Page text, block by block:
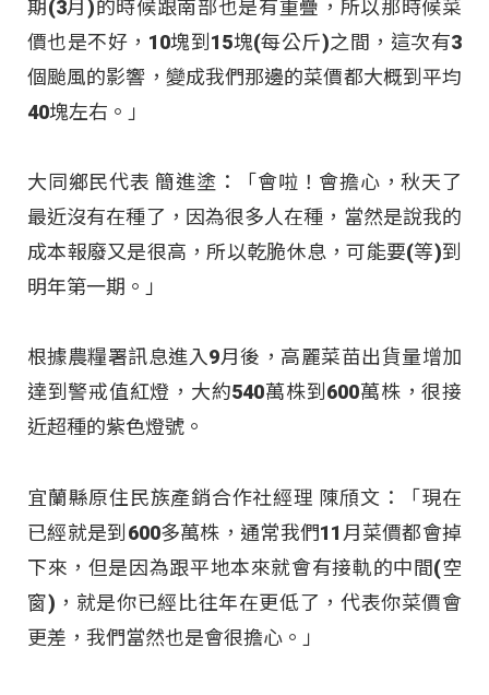
期(3月)的時候跟南部也是有重疊，所以那時候菜
價也是不好，10塊到15塊(每公斤)之間，這次有3
個颱風的影響，變成我們那邊的菜價都大概到平均
40塊左右。」
大同鄉民代表 簡進塗：「會啦！會擔心，秋天了
最近沒有在種了，因為很多人在種，當然是說我的
成本報廢又是很高，所以乾脆休息，可能要(等)到
明年第一期。」
根據農糧署訊息進入9月後，高麗菜苗出貨量增加
達到警戒值紅燈，大約540萬株到600萬株，很接
近超種的紫色燈號。
宜蘭縣原住民族產銷合作社經理 陳頎文：「現在
已經就是到600多萬株，通常我們11月菜價都會掉
下來，但是因為跟平地本來就會有接軌的中間(空
窗)，就是你已經比往年在更低了，代表你菜價會
更差，我們當然也是會很擔心。」